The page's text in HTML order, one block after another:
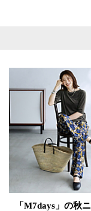
カテゴリ
サイズ
掲載雑誌
「M7days」の秋